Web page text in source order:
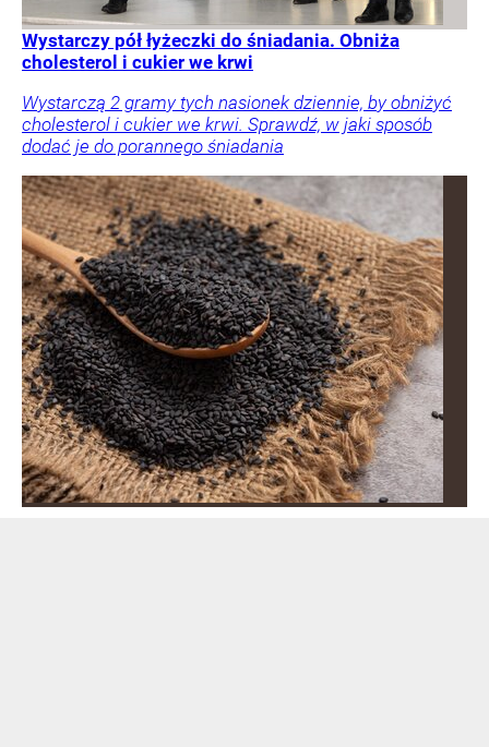
Wystarczy pół łyżeczki do śniadania. Obniża
cholesterol i cukier we krwi
Wystarczą 2 gramy tych nasionek dziennie, by obniżyć
cholesterol i cukier we krwi. Sprawdź, w jaki sposób
dodać je do porannego śniadania